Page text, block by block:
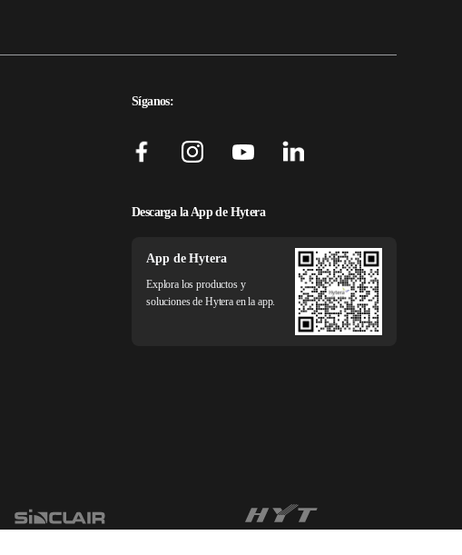
Síganos:
Descarga la App de Hytera
App de Hytera
Explora los productos y
soluciones de Hytera en la app.